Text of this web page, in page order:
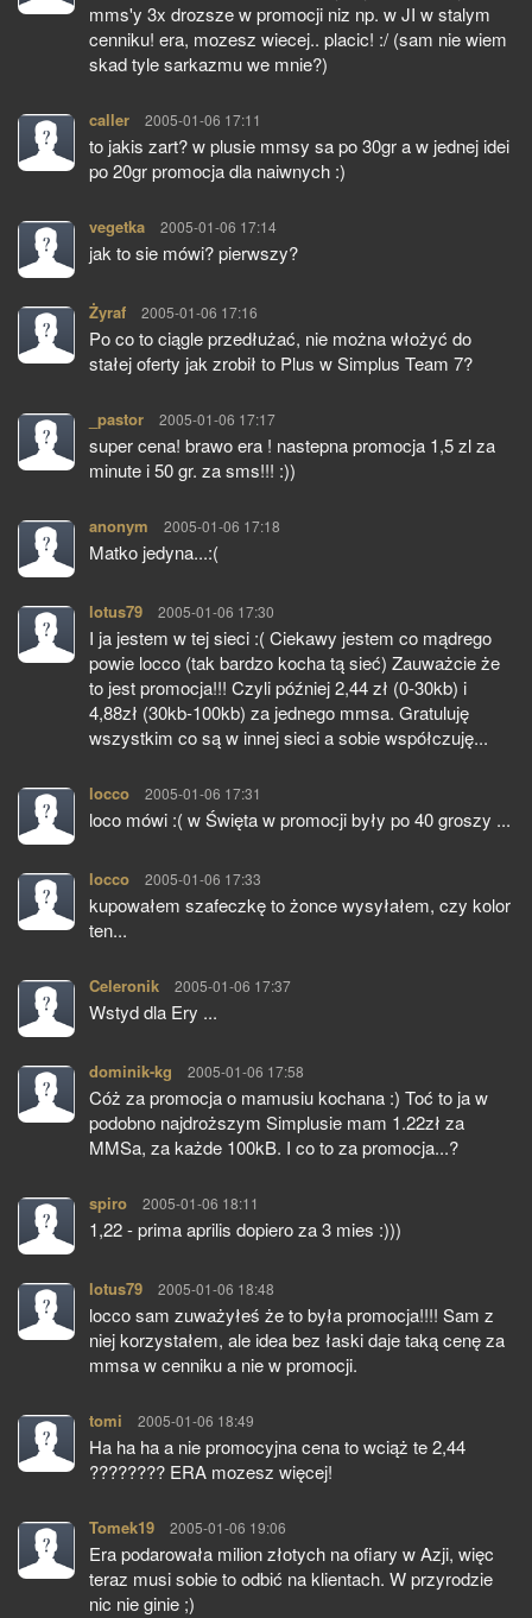
mms'y 3x drozsze w promocji niz np. w JI w stalym
cenniku! era, mozesz wiecej.. placic! :/ (sam nie wiem
skad tyle sarkazmu we mnie?)
caller pisze:
2005-01-06 17:11
to jakis zart? w plusie mmsy sa po 30gr a w jednej idei
po 20gr promocja dla naiwnych :)
vegetka pisze:
2005-01-06 17:14
jak to sie mówi? pierwszy?
Żyraf pisze:
2005-01-06 17:16
Po co to ciągle przedłużać, nie można włożyć do
stałej oferty jak zrobił to Plus w Simplus Team 7?
_pastor pisze:
2005-01-06 17:17
super cena! brawo era ! nastepna promocja 1,5 zl za
minute i 50 gr. za sms!!! :))
anonym pisze:
2005-01-06 17:18
Matko jedyna...:(
lotus79 pisze:
2005-01-06 17:30
I ja jestem w tej sieci :( Ciekawy jestem co mądrego
powie locco (tak bardzo kocha tą sieć) Zauważcie że
to jest promocja!!! Czyli później 2,44 zł (0-30kb) i
4,88zł (30kb-100kb) za jednego mmsa. Gratuluję
wszystkim co są w innej sieci a sobie współczuję...
locco pisze:
2005-01-06 17:31
loco mówi :( w Święta w promocji były po 40 groszy ...
locco pisze:
2005-01-06 17:33
kupowałem szafeczkę to żonce wysyłałem, czy kolor
ten...
Celeronik pisze:
2005-01-06 17:37
Wstyd dla Ery ...
dominik-kg pisze:
2005-01-06 17:58
Cóż za promocja o mamusiu kochana :) Toć to ja w
podobno najdroższym Simplusie mam 1.22zł za
MMSa, za każde 100kB. I co to za promocja...?
spiro pisze:
2005-01-06 18:11
1,22 - prima aprilis dopiero za 3 mies :)))
lotus79 pisze:
2005-01-06 18:48
locco sam zuważyłeś że to była promocja!!!! Sam z
niej korzystałem, ale idea bez łaski daje taką cenę za
mmsa w cenniku a nie w promocji.
tomi pisze:
2005-01-06 18:49
Ha ha ha a nie promocyjna cena to wciąż te 2,44
???????? ERA mozesz więcej!
Tomek19 pisze:
2005-01-06 19:06
Era podarowała milion złotych na ofiary w Azji, więc
teraz musi sobie to odbić na klientach. W przyrodzie
nic nie ginie ;)